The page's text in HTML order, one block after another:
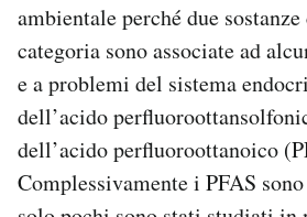
ambientale perché due
categoria sono associate ad
e a problemi del sistema
dell’acido
dell’acido perfluoroottanoico
Complessivamente i PFAS